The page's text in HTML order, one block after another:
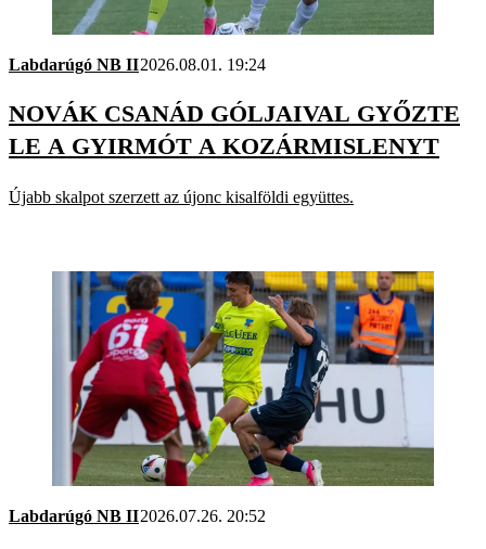
Labdarúgó NB II2026.08.01. 19:24
NOVÁK CSANÁD GÓLJAIVAL GYŐZTE
LE A GYIRMÓT A KOZÁRMISLENYT
Újabb skalpot szerzett az újonc kisalföldi együttes.
Labdarúgó NB II2026.07.26. 20:52